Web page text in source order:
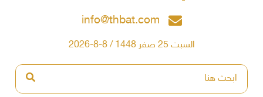
info@thbat.com
السبت 25 صفر 1448 / 8-8-2026